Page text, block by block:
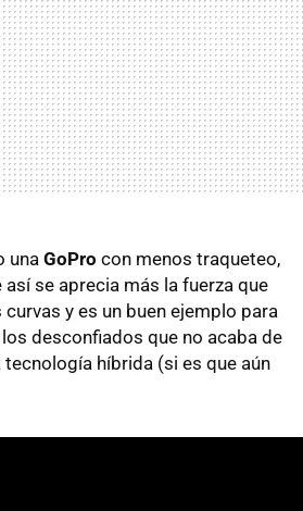
una GoPro con menos traqueteo,
se aprecia más la fuerza que
y es un buen ejemplo para
desconfiados que no acaba de
híbrida (si es que aún